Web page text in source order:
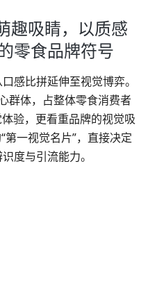
趣吸睛，以质感
零食品牌符号
感比拼延伸至视觉博弈。
群体，占整体零食消费者
验，更看重品牌的视觉吸
第一视觉名片”，直接决定
度与引流能力。